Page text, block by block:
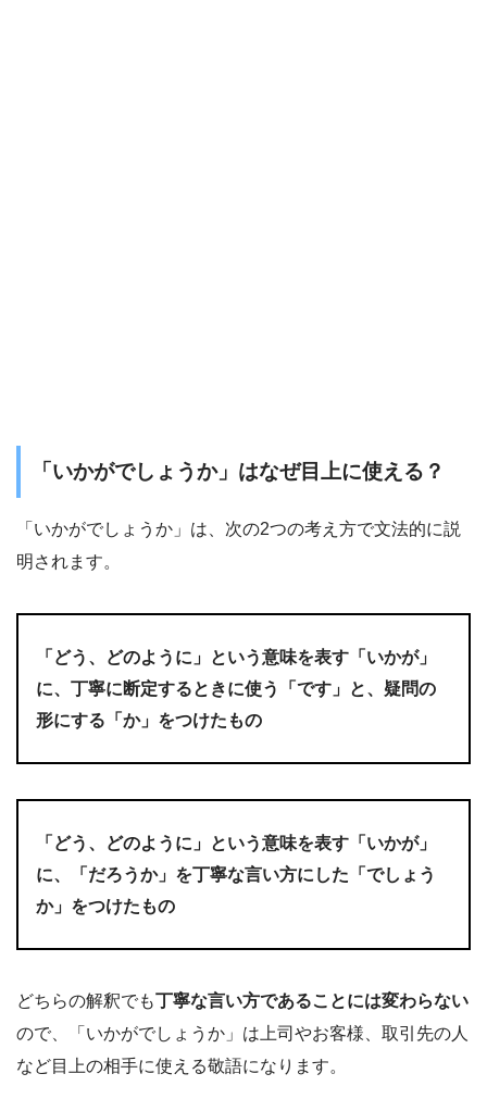
「いかがでしょうか」はなぜ目上に使える？
「いかがでしょうか」は、次の2つの考え方で文法的に説
明されます。
「どう、どのように」という意味を表す「いかが」
に、丁寧に断定するときに使う「です」と、疑問の
形にする「か」をつけたもの
「どう、どのように」という意味を表す「いかが」
に、「だろうか」を丁寧な言い方にした「でしょう
か」をつけたもの
どちらの解釈でも丁寧な言い方であることには変わらない
ので、「いかがでしょうか」は上司やお客様、取引先の人
など目上の相手に使える敬語になります。